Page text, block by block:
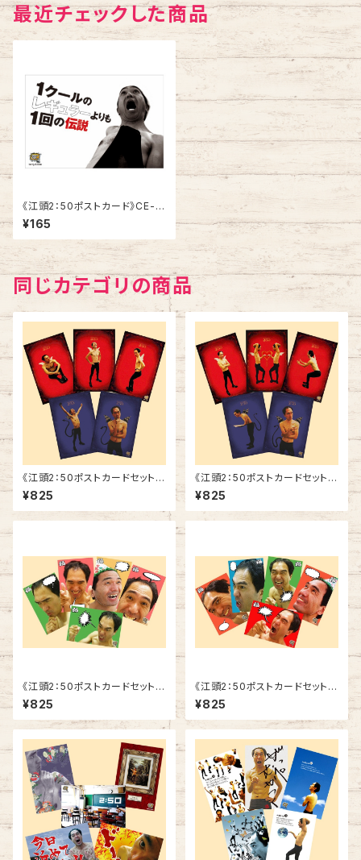
最近チェックした商品
《江頭2：50ポストカード》CE-V
13／ 1回の伝説
¥165
同じカテゴリの商品
《江頭2：50ポストカードセット》
SCE-ED2
¥825
《江頭2：50ポストカードセット》
SCE-ED1
¥825
《江頭2：50ポストカードセット》
SCE-F2
¥825
《江頭2：50ポストカードセット》
SCE-F1
¥825